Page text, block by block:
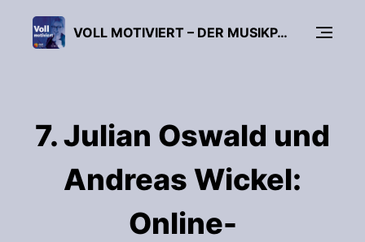
VOLL MOTIVIERT – DER MUSIKPÄDAGOGIK-PODCAST
7. Julian Oswald und
Andreas Wickel:
Online-